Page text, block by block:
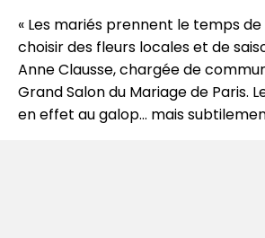
« Les mariés prennent le temps
choisir des fleurs locales et de
Anne Clausse, chargée de
Grand Salon du Mariage de Paris.
en effet au galop… mais